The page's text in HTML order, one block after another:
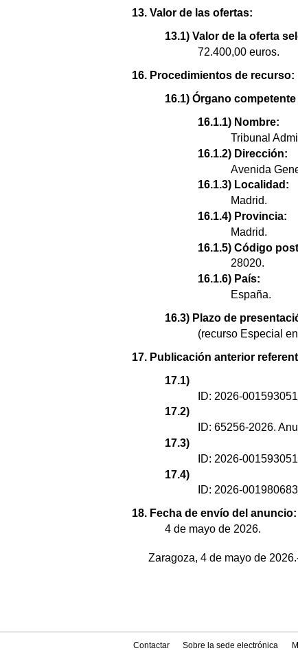
13. Valor de las ofertas:
13.1) Valor de la oferta
72.400,00 euros.
16. Procedimientos de recurso:
16.1) Órgano
16.1.1) Nombre:
Tribunal
16.1.2) Dirección:
Avenida
16.1.3) Localidad:
Madrid.
16.1.4) Provincia:
Madrid.
16.1.5) Código
28020.
16.1.6) País:
España.
16.3) Plazo de
(recurso Especial
17. Publicación anterior
17.1)
ID: 2026-
17.2)
ID: 65256-2026.
17.3)
ID: 2026-
17.4)
ID: 2026-
18. Fecha de envío del anuncio:
4 de mayo de 2026.
Zaragoza, 4 de mayo de
Contactar Sobre la sede electrónica